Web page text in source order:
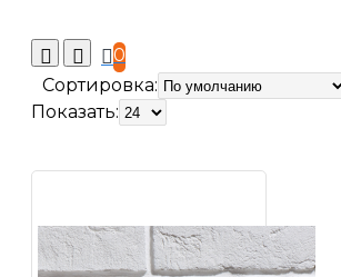
0
Сортировка:
Показать: